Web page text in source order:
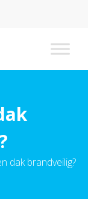
dak brandveilig?